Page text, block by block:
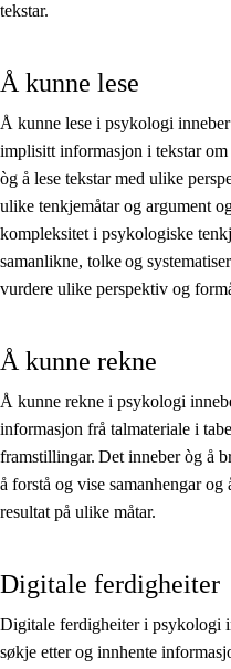
tekstar.
Å kunne lese
Å kunne lese i psykologi
implisitt informasjon i tekstar
òg å lese tekstar med ulike
ulike tenkjemåtar og argument
kompleksitet i psykologiske
samanlikne, tolke og
vurdere ulike perspektiv og
Å kunne rekne
Å kunne rekne i psykologi
informasjon frå talmateriale i
framstillingar. Det inneber òg å
å forstå og vise samanhengar
resultat på ulike måtar.
Digitale ferdigheiter
Digitale ferdigheiter i psykologi
søkje etter og innhente